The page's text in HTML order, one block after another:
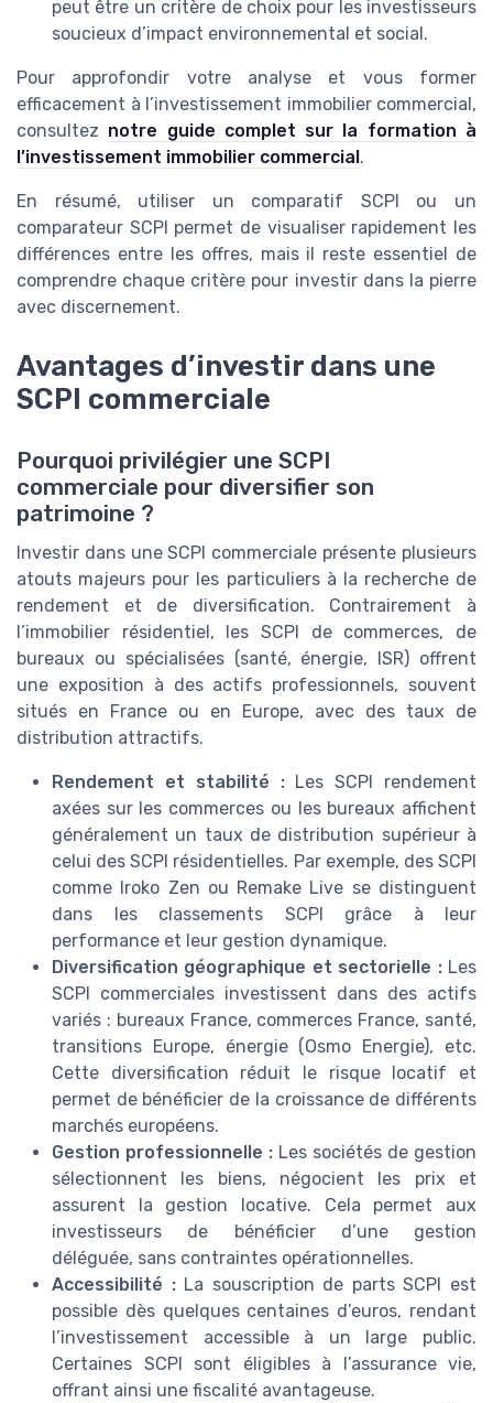
peut être un critère de choix pour les investisseurs
soucieux d’impact environnemental et social.
Pour approfondir votre analyse et vous former
efficacement à l’investissement immobilier commercial,
consultez notre guide complet sur la formation à
l’investissement immobilier commercial.
En résumé, utiliser un comparatif SCPI ou un
comparateur SCPI permet de visualiser rapidement les
différences entre les offres, mais il reste essentiel de
comprendre chaque critère pour investir dans la pierre
avec discernement.
Avantages d’investir dans une
SCPI commerciale
Pourquoi privilégier une SCPI
commerciale pour diversifier son
patrimoine ?
Investir dans une SCPI commerciale présente plusieurs
atouts majeurs pour les particuliers à la recherche de
rendement et de diversification. Contrairement à
l’immobilier résidentiel, les SCPI de commerces, de
bureaux ou spécialisées (santé, énergie, ISR) offrent
une exposition à des actifs professionnels, souvent
situés en France ou en Europe, avec des taux de
distribution attractifs.
Rendement et stabilité :Les SCPI rendement
axées sur les commerces ou les bureaux affichent
généralement un taux de distribution supérieur à
celui des SCPI résidentielles. Par exemple, des SCPI
comme Iroko Zen ou Remake Live se distinguent
dans les classements SCPI grâce à leur
performance et leur gestion dynamique.
Diversification géographique et sectorielle :Les
SCPI commerciales investissent dans des actifs
variés : bureaux France, commerces France, santé,
transitions Europe, énergie (Osmo Energie), etc.
Cette diversification réduit le risque locatif et
permet de bénéficier de la croissance de différents
marchés européens.
Gestion professionnelle : Les sociétés de gestion
sélectionnent les biens, négocient les prix et
assurent la gestion locative. Cela permet aux
investisseurs de bénéficier d’une gestion
déléguée, sans contraintes opérationnelles.
Accessibilité :La souscription de parts SCPI est
possible dès quelques centaines d’euros, rendant
l’investissement accessible à un large public.
Certaines SCPI sont éligibles à l’assurance vie,
offrant ainsi une fiscalité avantageuse.